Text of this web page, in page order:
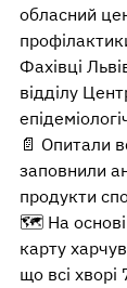
обласний
Фахівці
відділу
📄 Опитали
заповнили
продукти
🗺️ На основі
карту
що всі